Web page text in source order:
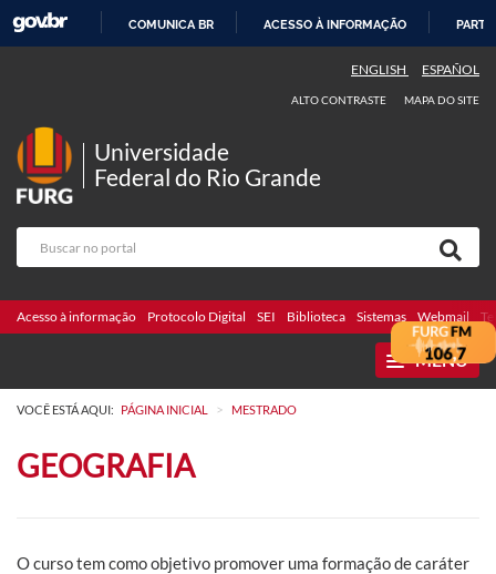
COMUNICA BR ACESSO À INFORMAÇÃO
ENGLISH ESPAÑOL
ALTO CONTRASTE MAPA DO SITE
Universidade
Federal do Rio Grande
Acesso à informação Protocolo Digital SEI Biblioteca Sistemas Webmail
MENU
VOCÊ ESTÁ AQUI: PÁGINA INICIAL > MESTRADO
GEOGRAFIA
O curso tem como objetivo promover uma formação de caráter